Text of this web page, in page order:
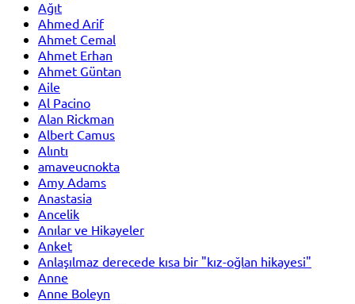
Ağıt
Ahmed Arif
Ahmet Cemal
Ahmet Erhan
Ahmet Güntan
Aile
Al Pacino
Alan Rickman
Albert Camus
Alıntı
amaveucnokta
Amy Adams
Anastasia
Ancelik
Anılar ve Hikayeler
Anket
Anlaşılmaz derecede kısa bir "kız-oğlan hikayesi"
Anne
Anne Boleyn